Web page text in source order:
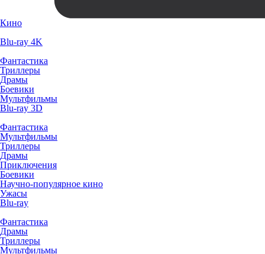
Кино
Blu-ray 4K
Фантастика
Триллеры
Драмы
Боевики
Мультфильмы
Blu-ray 3D
Фантастика
Мультфильмы
Триллеры
Драмы
Приключения
Боевики
Научно-популярное кино
Ужасы
Blu-ray
Фантастика
Драмы
Триллеры
Мультфильмы